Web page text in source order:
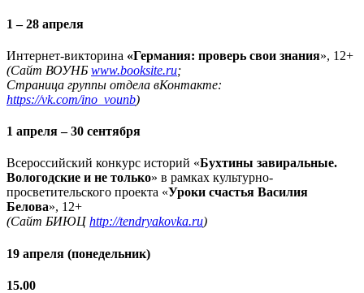
1 – 28 апреля
Интернет-викторина «Германия: проверь свои знания», 12+
(Сайт ВОУНБ www.booksite.ru;
Страница группы отдела вКонтакте:
https://vk.com/ino_vounb)
1 апреля – 30 сентября
Всероссийский конкурс историй «Бухтины завиральные.
Вологодские и не только» в рамках культурно-
просветительского проекта «Уроки счастья Василия
Белова», 12+
(Сайт БИЮЦhttp://tendryakovka.ru)
19 апреля (понедельник)
15.00